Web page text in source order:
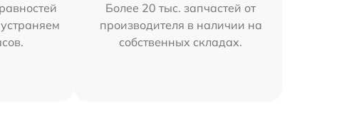
Более 20 тыс. запчастей от
производителя в наличии на
собственных складах.